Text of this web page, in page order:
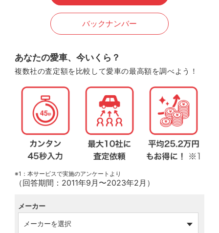
バックナンバー
あなたの愛車、今いくら？
複数社の査定額を比較して愛車の最高額を調べよう！
※1：本サービスで実施のアンケートより
（回答期間：2011年9月〜2023年2月）
メーカー